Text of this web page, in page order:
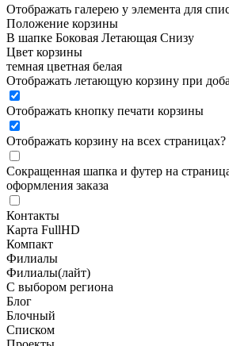
Отображать галерею у элемента для
Положение корзины
В шапке Боковая Летающая Снизу
Цвет корзины
темная цветная белая
Отображать летающую корзину при
Отображать кнопку печати корзины
Отображать корзину на всех страницах?
Сокращенная шапка и футер на
оформления заказа
Контакты
Карта FullHD
Компакт
Филиалы
Филиалы(лайт)
С выбором региона
Блог
Блочный
Списком